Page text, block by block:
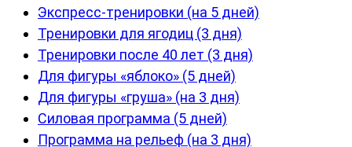
Экспресс-тренировки (на 5 дней)
Тренировки для ягодиц (3 дня)
Тренировки после 40 лет (3 дня)
Для фигуры «яблоко» (5 дней)
Для фигуры «груша» (на 3 дня)
Силовая программа (5 дней)
Программа на рельеф (на 3 дня)